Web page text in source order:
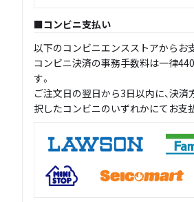
コンビニ支払い
以下のコンビニエンスストアからお
コンビニ決済の事務手数料は一律440
す。
ご注文日の翌日から3日以内に、決
択したコンビニのいずれかにてお支